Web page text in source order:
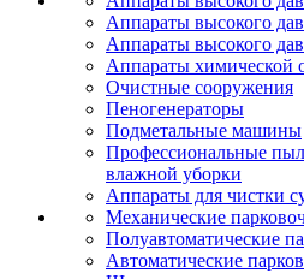
Аппараты высокого
Аппараты высокого
Аппараты химической
Очистные сооружения
Пеногенераторы
Подметальные машины
Профессиональные
влажной уборки
Аппараты для чистки
Механические
Полуавтоматические
Автоматические